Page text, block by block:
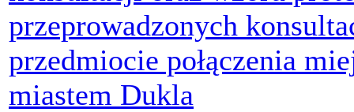
przeprowadzonych
przedmiocie połączenia
miastem Dukla